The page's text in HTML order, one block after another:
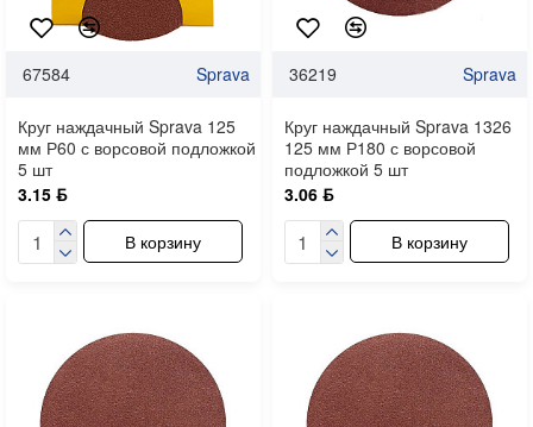
67584 Sprava
Круг наждачный Sprava 125
мм Р60 с ворсовой подложкой
5 шт
3.15 ƃ
В корзину
36219 Sprava
Круг наждачный Sprava 1326
125 мм Р180 с ворсовой
подложкой 5 шт
3.06 ƃ
В корзину